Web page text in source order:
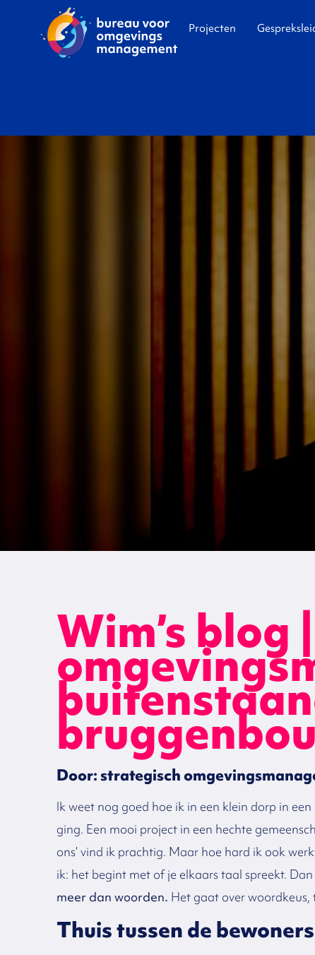
Projecten
Wim’s blog
Door: strategisch
Ik weet nog goed hoe ik in een klein dorp in
ging. Een mooi project in een hechte
ons’ vind ik prachtig. Maar hoe hard ik ook
ik: het begint met of je elkaars taal spreekt.
meer dan woorden. Het gaat over
Thuis tussen de